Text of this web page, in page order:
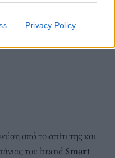
Privacy Policy
από το σπίτι της και
του brand Smart